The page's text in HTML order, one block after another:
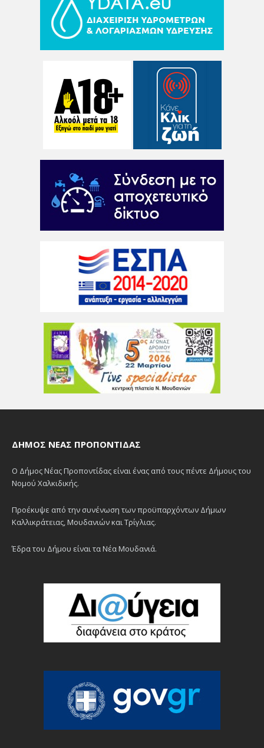
ΔΉΜΟΣ ΝΈΑΣ ΠΡΟΠΟΝΤΊΔΑΣ
Ο Δήμος Νέας Προποντίδας είναι ένας από τους πέντε Δήμους του
Νομού Χαλκιδικής.
Προέκυψε από την συνένωση των προϋπαρχόντων Δήμων
Καλλικράτειας, Μουδανιών και Τρίγλιας.
Έδρα του Δήμου είναι τα Νέα Μουδανιά.